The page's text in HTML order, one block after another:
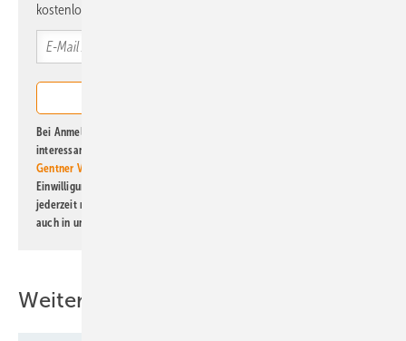
kostenlos direkt ins Postfach.
Bei Anmeldung zu diesem Newsletter bin ich damit einverstanden, über
interessante Verlags- und Online-Angebote
Gentner Verlag GmbH & Co. KG
Einwilligung kann ich jederzeit widerrufen und eine Abmeldung ist
jederzeit möglich. Informationen zum Umgang mit Daten finden Sie
auch in unserer
Weitere Inhalte